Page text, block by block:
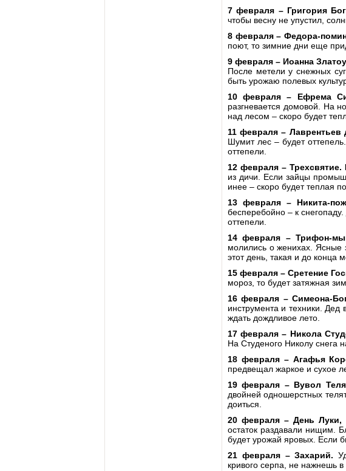
7 февраля – Григория
чтобы весну не упустил,
8 февраля – Федора-
поют, то зимние дни еще
9 февраля – Иоанна
После метели у снежных
быть урожаю полевых
10 февраля – Ефрема
разгневается домовой. На
над лесом – скоро будет
11 февраля – Лаврентьев
Шумит лес – будет
оттепели.
12 февраля – Трехсвятие.
из дичи. Если зайцы
инее – скоро будет теплая
13 февраля – Никита-
бесперебойно – к
оттепели.
14 февраля – Трифон-
молились о женихах. Ясные
этот день, такая и до конца
15 февраля – Сретение
мороз, то будет затяжная
16 февраля – Симеона-
инструмента и техники. Дед
ждать дождливое лето.
17 февраля – Никола
На Студеного Николу снега
18 февраля – Агафья
предвещал жаркое и сухое
19 февраля – Вувол
двойней одношерстных
доиться.
20 февраля – День Луки,
остаток раздавали нищим.
будет урожай яровых. Если
21 февраля – Захарий.
кривого серпа, не нажнешь